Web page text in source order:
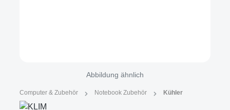
Abbildung ähnlich
Computer & Zubehör Notebook Zubehör Kühler